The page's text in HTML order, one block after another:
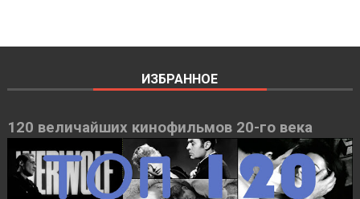
ИЗБРАННОЕ
120 величайших кинофильмов 20-го века